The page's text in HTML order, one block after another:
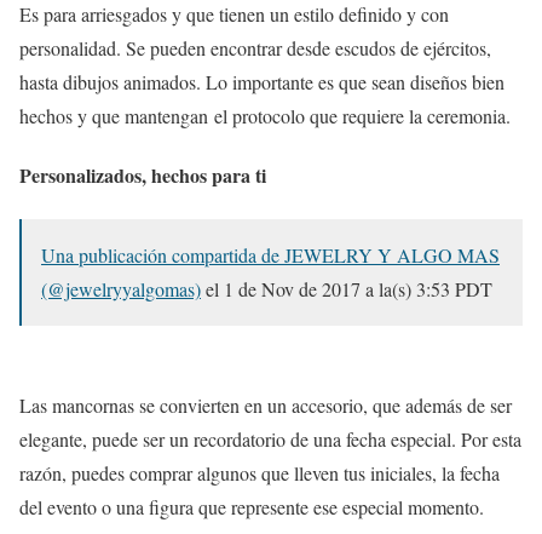
Es para arriesgados y que tienen un estilo definido y con
personalidad. Se pueden encontrar desde escudos de ejércitos,
hasta dibujos animados. Lo importante es que sean diseños bien
hechos y que mantengan el protocolo que requiere la ceremonia.
Personalizados, hechos para ti
Una publicación compartida de JEWELRY Y ALGO MAS
(@jewelryyalgomas)el 1 de Nov de 2017 a la(s) 3:53 PDT
Las mancornas se convierten en un accesorio, que además de ser
elegante, puede ser un recordatorio de una fecha especial. Por esta
razón, puedes comprar algunos que lleven tus iniciales, la fecha
del evento o una figura que represente ese especial momento.